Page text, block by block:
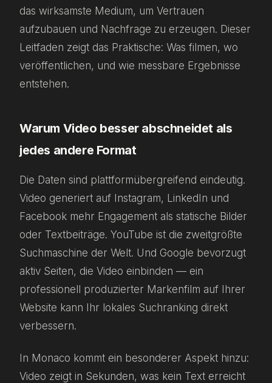
das wirksamste Medium, um Vertrauen
aufzubauen und Nachfrage zu erzeugen. Dieser
Leitfaden zeigt das Praktische: Was filmen, wo
veröffentlichen, und wie messbare Ergebnisse
entstehen.
Warum Video besser abschneidet als
jedes andere Format
Die Daten sind plattformübergreifend eindeutig.
Video generiert auf Instagram, LinkedIn und
Facebook mehr Engagement als statische Bilder
oder Textbeiträge. YouTube ist die zweitgrößte
Suchmaschine der Welt. Und Google bevorzugt
aktiv Seiten, die Video einbinden — ein
professionell produzierter Markenfilm auf Ihrer
Website kann Ihr lokales Suchranking direkt
verbessern.
In Monaco kommt ein besonderer Aspekt hinzu:
Video zeigt in Sekunden, was kein Text erreicht